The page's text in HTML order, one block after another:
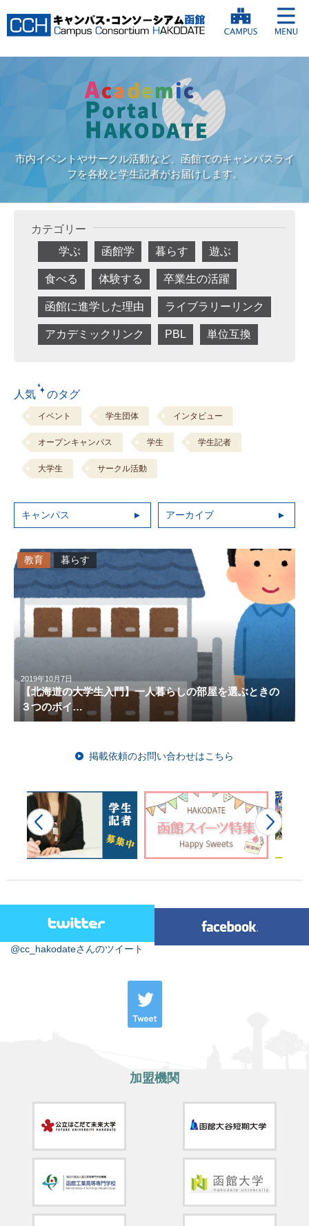
市内イベントやサークル活動など、函館でのキャンパスライ
フを各校と学生記者がお届けします。
カテゴリー
学ぶ
函館学 暮らす 遊ぶ
食べる 体験する 卒業生の活躍
函館に進学した理由 ライブラリーリンク
アカデミックリンク PBL 単位互換
人気 のタグ
イベント 学生団体 インタビュー
オープンキャンパス 学生 学生記者
大学生 サークル活動
キャンパス アーカイブ
2019年10月7日
【北海道の大学生入門】一人暮らしの部屋を選ぶときの
３つのポイ…
教育 暮らす
掲載依頼のお問い合わせはこちら
@cc_hakodateさんのツイート
加盟機関